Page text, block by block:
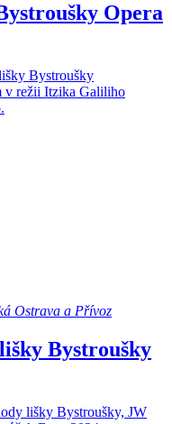
Opera
Bystroušky
v režii Itzika Galiliho
Ostrava a Přívoz
Bystroušky
lišky Bystroušky, JW